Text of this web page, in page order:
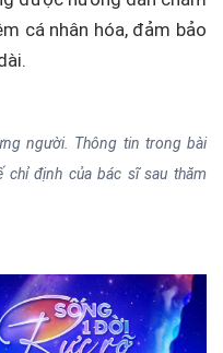
cá nhân hóa, đảm bảo
người. Thông tin trong bài
chỉ định của bác sĩ sau thăm